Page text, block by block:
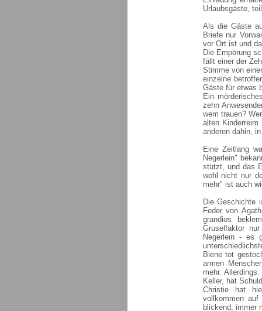
Urlaubsgäste,
Als die Gäste
Briefe nur
vor Ort ist und
Die Empörung
fällt einer der
Stimme von
einzelne
Gäste für etwas
Ein
zehn
wem trauen?
alten
anderen dahin,
Eine Zeitlang
Negerlein"
stützt, und das
wohl nicht nur
mehr" ist auch
Die Geschichte
Feder von
grandios
Gruselfaktor
Negerlein - es
Biene tot
armen
mehr.
Keller, hat
Christie hat
vollkommen
blickend, immer